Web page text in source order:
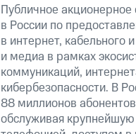
Публичное
в России по
в интернет,
и медиа в рамках
коммуникаций,
кибербезопасности. В
88 миллионов
обслуживая